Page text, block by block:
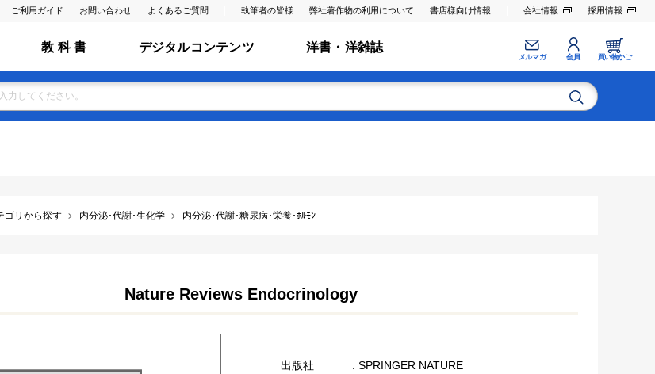
ご利用ガイド お問い合わせ よくあるご質問 執筆者の皆様 弊社著作物の利用について 書店様向け情報 会社情報 採用情報
教 科 書 デジタルコンテンツ 洋書・洋雑誌
メルマガ 会員 買い物かご
ゴリから探す 内分泌･代謝･生化学 内分泌･代謝･糖尿病･栄養･ﾎﾙﾓﾝ
Nature Reviews Endocrinology
出版社 : SPRINGER NATURE